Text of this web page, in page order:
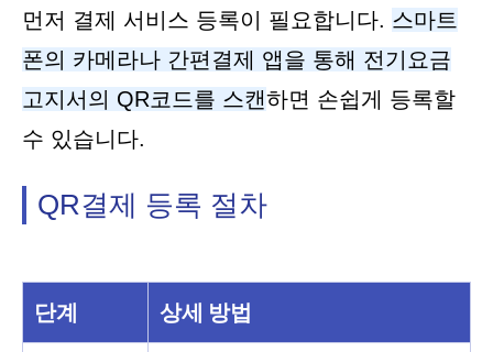
먼저 결제 서비스 등록이 필요합니다. 스마트
폰의 카메라나 간편결제 앱을 통해 전기요금
고지서의 QR코드를 스캔하면 손쉽게 등록할
수 있습니다.
QR결제 등록 절차
단계 상세 방법